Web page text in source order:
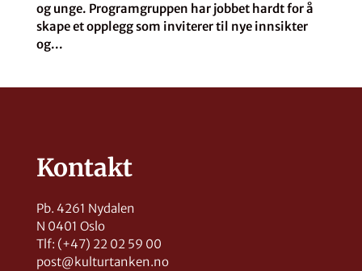
og unge. Programgruppen har jobbet hardt for å
skape et opplegg som inviterer til nye innsikter
og...
Kontakt
Pb. 4261 Nydalen
N 0401 Oslo
Tlf: (+47) 22 02 59 00
post@kulturtanken.no